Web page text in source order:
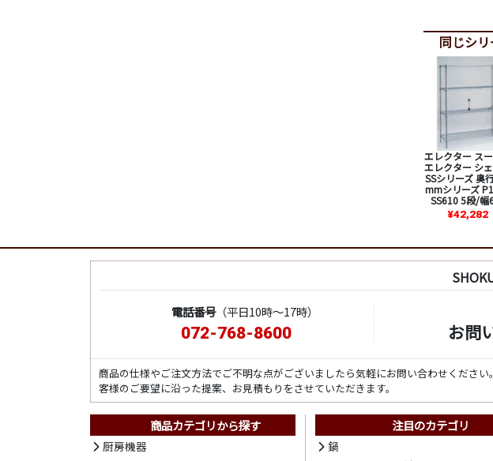
同じシ
エレクター ス
エレクター シ
SSシリーズ 奥
mmシリーズ
SS610 5段/幅
¥42,282
電話番号（平日10時～17時）
072-768-8600 お問
商品の仕様やご注文方法でご不明な点がございましたら気軽にお問い合わせくださ
客様のご要望に沿った提案、お見積もりをさせていただきます。
商品カテゴリから探す
厨房機器
注目のカテゴリ
鍋